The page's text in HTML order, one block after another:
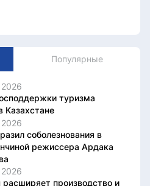
Популярные
2026
туризма
Казахстане
2026
соболезнования в
режиссера Ардака
2026
расширяет производство и